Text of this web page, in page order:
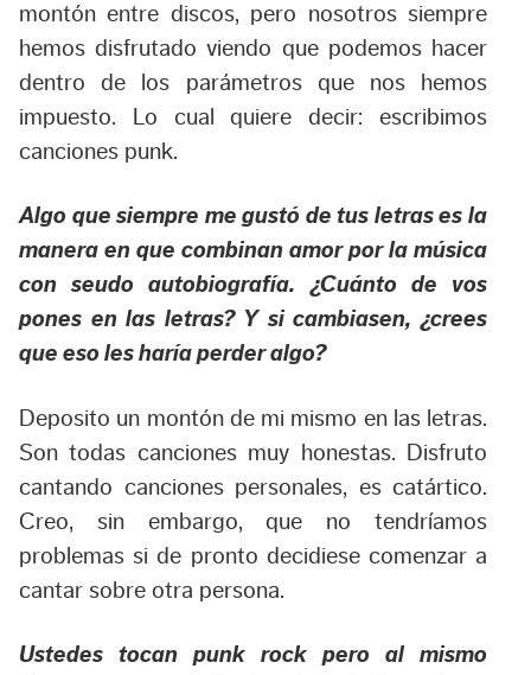
montón entre discos, pero nosotros siempre
hemos disfrutado viendo que podemos hacer
dentro de los parámetros que nos hemos
impuesto. Lo cual quiere decir: escribimos
canciones punk.
Algo que siempre me gustó de tus letras es la
manera en que combinan amor por la música
con seudo autobiografía. ¿Cuánto de vos
pones en las letras? Y si cambiasen, ¿crees
que eso les haría perder algo?
Deposito un montón de mi mismo en las letras.
Son todas canciones muy honestas. Disfruto
cantando canciones personales, es catártico.
Creo, sin embargo, que no tendríamos
problemas si de pronto decidiese comenzar a
cantar sobre otra persona.
Ustedes tocan punk rock pero al mismo